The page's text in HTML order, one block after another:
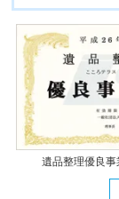
遺品整理優良